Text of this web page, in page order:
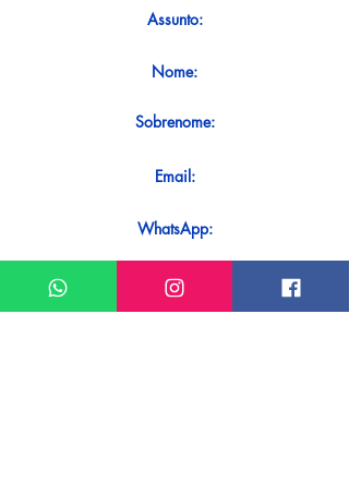
Assunto:
Nome:
Sobrenome:
Email:
WhatsApp:
Mensagem: